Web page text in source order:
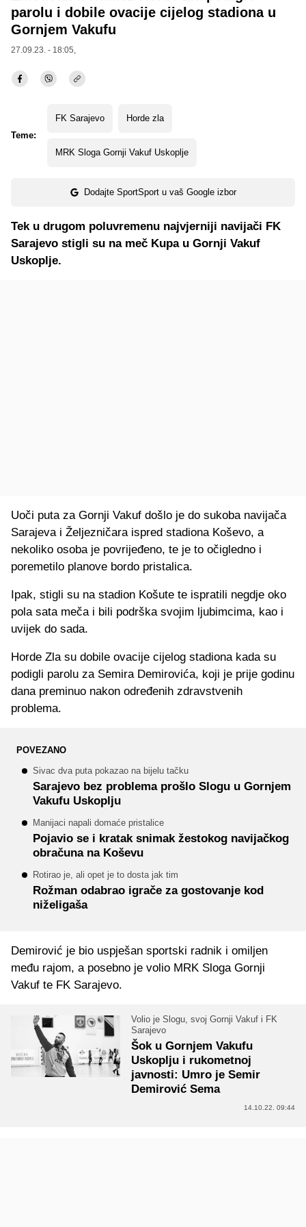
parolu i dobile ovacije cijelog stadiona u
Gornjem Vakufu
27.09.23. - 18:05,
Teme:
FK Sarajevo Horde zla
MRK Sloga Gornji Vakuf Uskoplje
Dodajte SportSport u vaš Google izbor
Tek u drugom poluvremenu najvjerniji navijači FK
Sarajevo stigli su na meč Kupa u Gornji Vakuf
Uskoplje.
Uoči puta za Gornji Vakuf došlo je do sukoba navijača
Sarajeva i Željezničara ispred stadiona Koševo, a
nekoliko osoba je povrijeđeno, te je to očigledno i
poremetilo planove bordo pristalica.
Ipak, stigli su na stadion Košute te ispratili negdje oko
pola sata meča i bili podrška svojim ljubimcima, kao i
uvijek do sada.
Horde Zla su dobile ovacije cijelog stadiona kada su
podigli parolu za Semira Demirovića, koji je prije godinu
dana preminuo nakon određenih zdravstvenih
problema.
POVEZANO
Sivac dva puta pokazao na bijelu tačku
Sarajevo bez problema prošlo Slogu u Gornjem
Vakufu Uskoplju
Manijaci napali domaće pristalice
Pojavio se i kratak snimak žestokog navijačkog
obračuna na Koševu
Rotirao je, ali opet je to dosta jak tim
Rožman odabrao igrače za gostovanje kod
niželigaša
Demirović je bio uspješan sportski radnik i omiljen
među rajom, a posebno je volio MRK Sloga Gornji
Vakuf te FK Sarajevo.
Volio je Slogu, svoj Gornji Vakuf i FK
Sarajevo
Šok u Gornjem Vakufu
Uskoplju i rukometnoj
javnosti: Umro je Semir
Demirović Sema
14.10.22. 09:44